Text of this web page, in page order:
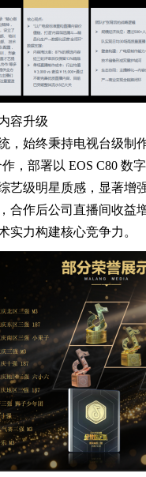
容升级
，始终秉持电视台级制
，部署以 EOS C80 数
艺级明星质感，显著增
合作后公司直播间收益
实力构建核心竞争力。